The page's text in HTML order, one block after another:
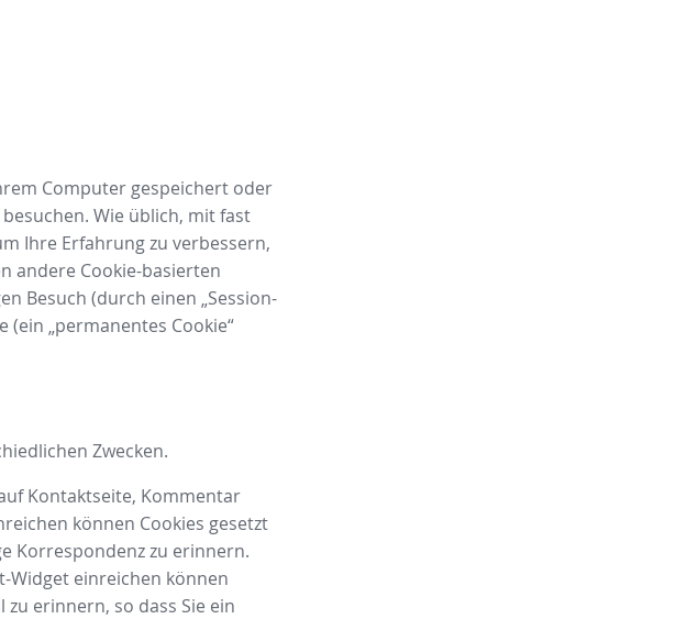
Computer gespeichert oder
Wie üblich, mit fast
Ihre Erfahrung zu verbessern,
andere Cookie-basierten
Besuch (durch einen „Session-
(ein „permanentes Cookie“
Zwecken.
Kontaktseite, Kommentar
können Cookies gesetzt
Korrespondenz zu erinnern.
Widget einreichen können
erinnern, so dass Sie ein